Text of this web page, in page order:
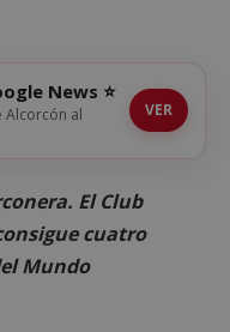
News ⭐
Alcorcón al
VER
El Club
cuatro
Mundo